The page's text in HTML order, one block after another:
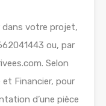
dans votre projet,
ou, par
Selon
et Financier, pour
d’une pièce